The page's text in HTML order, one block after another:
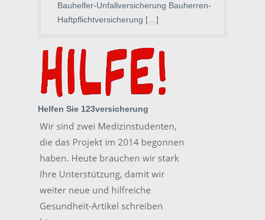
Bauhelfer-Unfallversicherung Bauherren-
Haftpflichtversicherung […]
Helfen Sie 123versicherung